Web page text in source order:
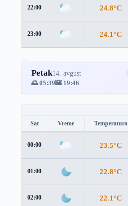
22:00 24.8°C
23:00 24.1°C
Petak14. avgust
🌅 05:39🌇 19:46
Sat Vreme Temperatura
00:00 23.5°C
01:00 22.8°C
02:00 22.1°C